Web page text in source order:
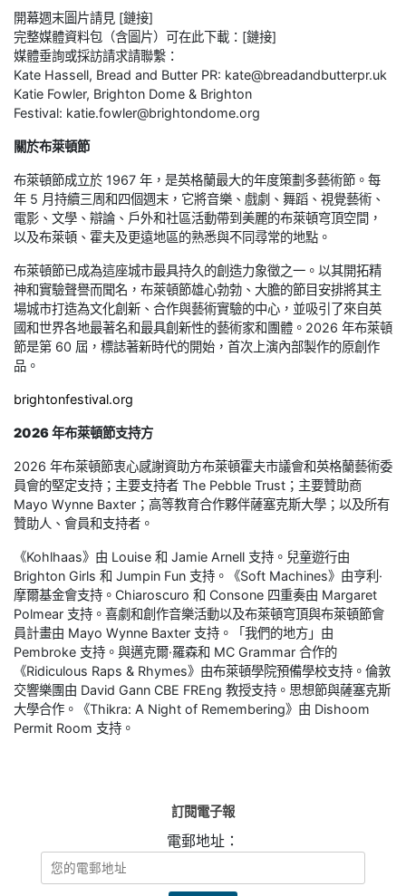
開幕週末圖片請見 [鏈接]
完整媒體資料包（含圖片）可在此下載：[鏈接]
媒體垂詢或採訪請求請聯繫：
Kate Hassell, Bread and Butter PR: kate@breadandbutterpr.uk
Katie Fowler, Brighton Dome & Brighton
Festival: katie.fowler@brightondome.org
關於布萊頓節
布萊頓節成立於 1967 年，是英格蘭最大的年度策劃多藝術節。每
年 5 月持續三周和四個週末，它將音樂、戲劇、舞蹈、視覺藝術、
電影、文學、辯論、戶外和社區活動帶到美麗的布萊頓穹頂空間，
以及布萊頓、霍夫及更遠地區的熟悉與不同尋常的地點。
布萊頓節已成為這座城市最具持久的創造力象徵之一。以其開拓精
神和實驗聲譽而聞名，布萊頓節雄心勃勃、大膽的節目安排將其主
場城市打造為文化創新、合作與藝術實驗的中心，並吸引了來自英
國和世界各地最著名和最具創新性的藝術家和團體。2026 年布萊頓
節是第 60 屆，標誌著新時代的開始，首次上演內部製作的原創作
品。
brightonfestival.org
2026 年布萊頓節支持方
2026 年布萊頓節衷心感謝資助方布萊頓霍夫市議會和英格蘭藝術委
員會的堅定支持；主要支持者 The Pebble Trust；主要贊助商
Mayo Wynne Baxter；高等教育合作夥伴薩塞克斯大學；以及所有
贊助人、會員和支持者。
《Kohlhaas》由 Louise 和 Jamie Arnell 支持。兒童遊行由
Brighton Girls 和 Jumpin Fun 支持。《Soft Machines》由亨利·
摩爾基金會支持。Chiaroscuro 和 Consone 四重奏由 Margaret
Polmear 支持。喜劇和創作音樂活動以及布萊頓穹頂與布萊頓節會
員計畫由 Mayo Wynne Baxter 支持。「我們的地方」由
Pembroke 支持。與邁克爾·羅森和 MC Grammar 合作的
《Ridiculous Raps & Rhymes》由布萊頓學院預備學校支持。倫敦
交響樂團由 David Gann CBE FREng 教授支持。思想節與薩塞克斯
大學合作。《Thikra: A Night of Remembering》由 Dishoom
Permit Room 支持。
訂閱電子報
電郵地址：